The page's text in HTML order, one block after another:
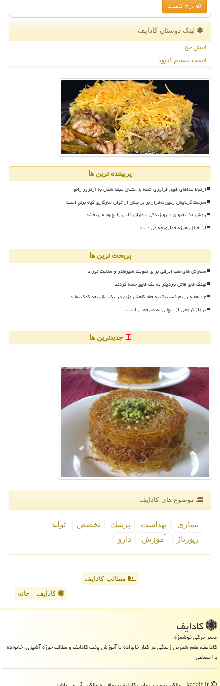
درج کامنت
لینک دوستان كادایف
فیش حج
قیمت بیسیم کنوود
پربیننده ترین ها
ارتباط غذاهای فوق فرآوری شده با احتمال مبتلا شدن به آرتروز زانو
سرعت گرمایش زمین ۵هزار برابر بیش از توان سازگاری گیاه برنج است
روش غذا بعنوان دارو زندگی بیماران قلبی را بهبود می بخشد
از اختلال هرزه خواری چه می دانید
پربحث ترین ها
سفارش های طب ایرانی برای تقویت شیرمادر و سلامت نوزاد
نهنگ های قاتل باردیگر به یک قایق حمله کردند
۱۲ هفته رژیم فستینگ به حفظ کاهش وزن در یک سال بعد کمک نماید
پرواز گروهی از تنهایی به صرفه تر است
جدیدترین ها
موضوع های كادایف
بیماری بهداشت پزشك تخصص
تولید
رپورتاژ
آموزش دارو
مطالب کادایف
کادایف - خانه
كادایف
دسر ترکی خوشمزه
کادایف، طعم شیرین زندگی در کنار خانواده با آموزش پخت کادایف و مطالب حوزه آشپزی، خانواده
و اجتماعی